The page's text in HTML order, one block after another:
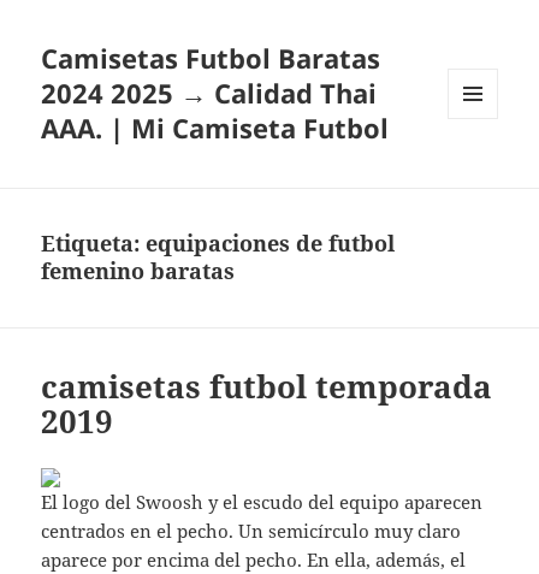
Camisetas Futbol Baratas
2024 2025 → Calidad Thai
AAA. | Mi Camiseta Futbol
Etiqueta:equipaciones de futbol
femenino baratas
camisetas futbol temporada
2019
El logo del Swoosh y el escudo del equipo aparecen
centrados en el pecho. Un semicírculo muy claro
aparece por encima del pecho. En ella, además, el